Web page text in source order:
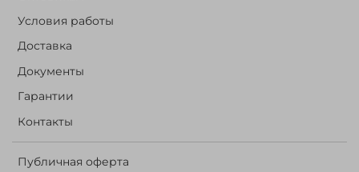
Условия работы
Доставка
Документы
Гарантии
Контакты
Публичная оферта